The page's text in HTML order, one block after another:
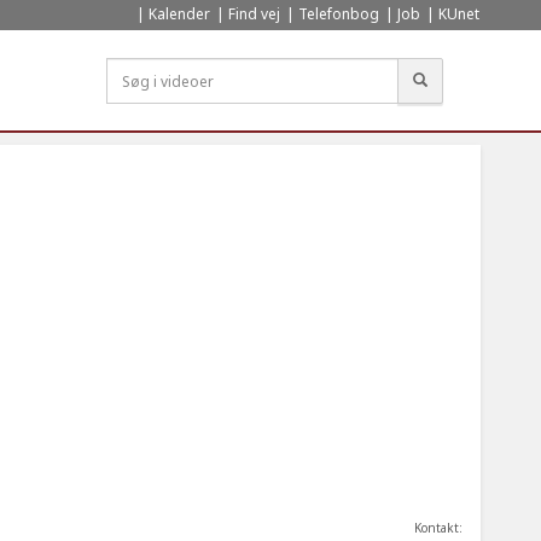
Kalender Find vej Telefonbog Job KUnet
Kontakt: